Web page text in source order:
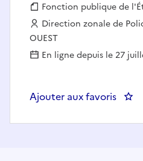
Fonction publique :
Fonction publique de
Employeur :
Direction zonale de
OUEST
En ligne depuis le 27
Ajouter aux favoris :